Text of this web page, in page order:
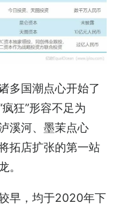
多国潮点心开始了
狂”形容不足为
溪河、墨茉点心
拓店扩张的第一站
。
早，均于2020年下